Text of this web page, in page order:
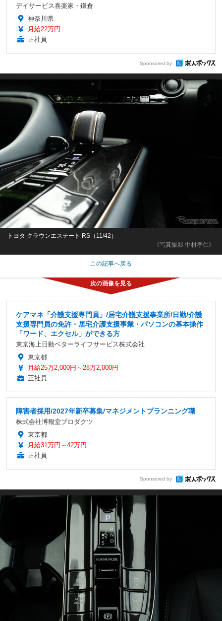
デイサービス喜楽家・鎌倉
神奈川県
月給22万円
正社員
Sponsored by
《写真撮影 中村孝仁》
トヨタ クラウンエステート RS（11/42）
この記事へ戻る
ケアマネ「介護支援専門員」/居宅介護支援事業所/日勤/介護
支援専門員の免許・居宅介護支援事業・パソコンの基本操作
「ワード、エクセル」ができる方
東京海上日動ベターライフサービス株式会社
東京都
月給25万2,000円～28万2,000円
正社員
障害者採用/2027年新卒募集/マネジメントプランニング職
株式会社博報堂プロダクツ
東京都
月給31万円～42万円
正社員
Sponsored by